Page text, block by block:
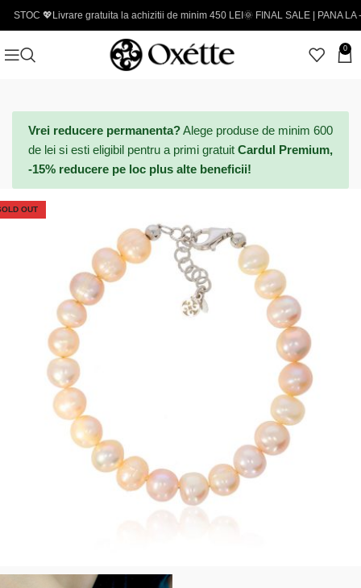
Livrare gratuita la achizitii de minim 450 LEI🌞 FINAL SALE | PANA LA -50% -
0
Vrei reducere permanenta?Alege produse de minim 600
de lei si esti eligibil pentru a primi gratuit Cardul Premium,
-15% reducere pe loc plus alte beneficii!
OUT